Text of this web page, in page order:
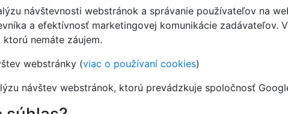
návštevnosti webstránok a správanie používateľov na
a efektívnosť marketingovej komunikácie zadávateľov.
nemáte záujem.
webstránky (viac o používaní cookies)
návštev webstránok, ktorú prevádzkuje spoločnosť